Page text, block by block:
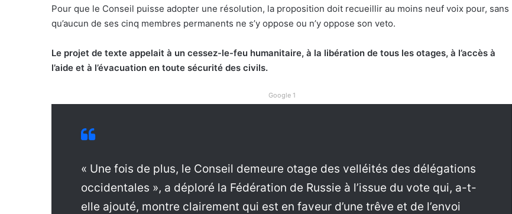
Pour que le Conseil puisse adopter une résolution, la proposition doit recueillir au moins neuf voix pour, sans
qu’aucun de ses cinq membres permanents ne s’y oppose ou n’y oppose son veto.
Le projet de texte appelait à un cessez-le-feu humanitaire, à la libération de tous les otages, à l’accès à
l’aide et à l’évacuation en toute sécurité des civils.
Google 1
« Une fois de plus, le Conseil demeure otage des velléités des délégations
occidentales », a déploré la Fédération de Russie à l’issue du vote qui, a-t-
elle ajouté, montre clairement qui est en faveur d’une trêve et de l’envoi